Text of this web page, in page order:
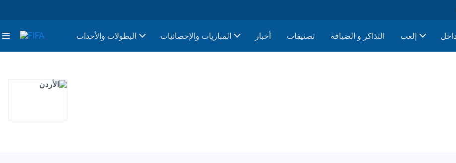
البطولات والأحدات المباريات والإحصائيات أخبار تصنيفات التذاكر و الضيافة إلعب